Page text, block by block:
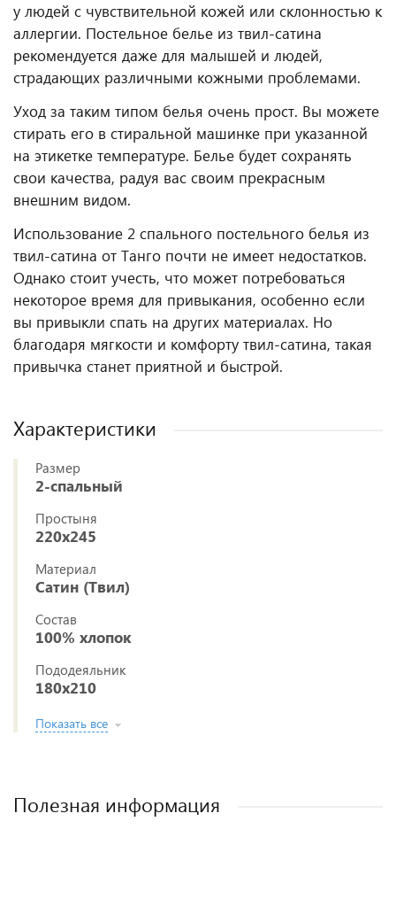
у людей с чувствительной кожей или склонностью к
аллергии. Постельное белье из твил-сатина
рекомендуется даже для малышей и людей,
страдающих различными кожными проблемами.
Уход за таким типом белья очень прост. Вы можете
стирать его в стиральной машинке при указанной
на этикетке температуре. Белье будет сохранять
свои качества, радуя вас своим прекрасным
внешним видом.
Использование 2 спального постельного белья из
твил-сатина от Танго почти не имеет недостатков.
Однако стоит учесть, что может потребоваться
некоторое время для привыкания, особенно если
вы привыкли спать на других материалах. Но
благодаря мягкости и комфорту твил-сатина, такая
привычка станет приятной и быстрой.
Характеристики
Размер
2-спальный
Простыня
220x245
Материал
Сатин (Твил)
Состав
100% хлопок
Пододеяльник
180x210
Показать все
Полезная информация